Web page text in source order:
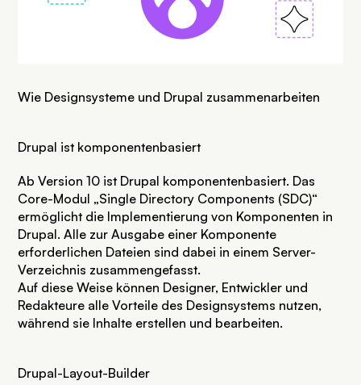
Wie Designsysteme und Drupal zusammenarbeiten
Drupal ist komponentenbasiert
Ab Version 10 ist Drupal komponentenbasiert. Das
Core-Modul „Single Directory Components (SDC)“
ermöglicht die Implementierung von Komponenten in
Drupal. Alle zur Ausgabe einer Komponente
erforderlichen Dateien sind dabei in einem Server-
Verzeichnis zusammengefasst.
Auf diese Weise können Designer, Entwickler und
Redakteure alle Vorteile des Designsystems nutzen,
während sie Inhalte erstellen und bearbeiten.
Drupal-Layout-Builder